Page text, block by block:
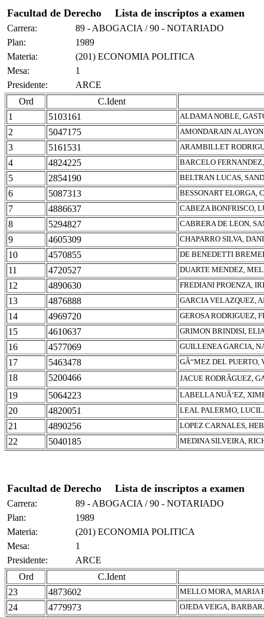
Facultad de Derecho Lista de inscriptos a examen
Carrera:
89 - ABOGACIA / 90 - NOTARIADO
Plan:
1989
Materia:
(201) ECONOMIA POLITICA
Mesa:
1
Presidente:
ARCE
Ord
C.Ident
1
5103161 ALDAMA NOBLE,
2 5047175 AMONDARAIN
3 5161531 ARAMBILLET
4 4824225 BARCELO
5 2854190 BELTRAN LUCAS,
6 5087313 BESSONART ELORGA,
7 4886637 CABEZA BONFRISCO,
8 5294827 CABRERA DE LEON,
9 4605309 CHAPARRO SILVA,
10 4570855 DE BENEDETTI
11 4720527 DUARTE MENDEZ,
12 4890630 FREDIANI PROENZA,
13 4876888 GARCIA VELAZQUEZ,
14 4969720 GEROSA RODRIGUEZ,
15 4610637 GRIMON BRINDISI,
16 4577069 GUILLENEA GARCIA,
17 5463478 GÃ“MEZ DEL PUERTO,
18 5200466 JACUE RODRÃGUEZ,
19 5064223 LABELLA NUÃ‘EZ,
20 4820051 LEAL PALERMO,
21 4890256 LOPEZ CARNALES,
22 5040185 MEDINA SILVEIRA,
Facultad de Derecho Lista de inscriptos a examen
Carrera:
89 - ABOGACIA / 90 - NOTARIADO
Plan:
1989
Materia:
(201) ECONOMIA POLITICA
Mesa:
1
Presidente:
ARCE
Ord
C.Ident
23
4873602 MELLO MORA, MARIA
24 4779973 OJEDA VEIGA,